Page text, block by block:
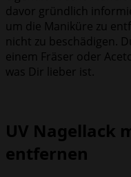
davor gründlich
um die Maniküre zu
nicht zu beschädigen.
einem Fräser oder
was Dir lieber ist.
UV Nagellack
entfernen